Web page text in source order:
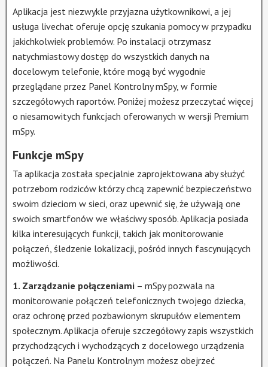
Aplikacja jest niezwykle przyjazna użytkownikowi, a jej
usługa livechat oferuje opcję szukania pomocy w przypadku
jakichkolwiek problemów. Po instalacji otrzymasz
natychmiastowy dostęp do wszystkich danych na
docelowym telefonie, które mogą być wygodnie
przeglądane przez Panel Kontrolny mSpy, w formie
szczegółowych raportów. Poniżej możesz przeczytać więcej
o niesamowitych funkcjach oferowanych w wersji Premium
mSpy.
Funkcje mSpy
Ta aplikacja została specjalnie zaprojektowana aby służyć
potrzebom rodziców którzy chcą zapewnić bezpieczeństwo
swoim dzieciom w sieci, oraz upewnić się, że używają one
swoich smartfonów we właściwy sposób. Aplikacja posiada
kilka interesujących funkcji, takich jak monitorowanie
połączeń, śledzenie lokalizacji, pośród innych fascynujących
możliwości.
1. Zarządzanie połączeniami – mSpy pozwala na
monitorowanie połączeń telefonicznych twojego dziecka,
oraz ochronę przed pozbawionym skrupułów elementem
społecznym. Aplikacja oferuje szczegółowy zapis wszystkich
przychodzących i wychodzących z docelowego urządzenia
połączeń. Na Panelu Kontrolnym możesz obejrzeć